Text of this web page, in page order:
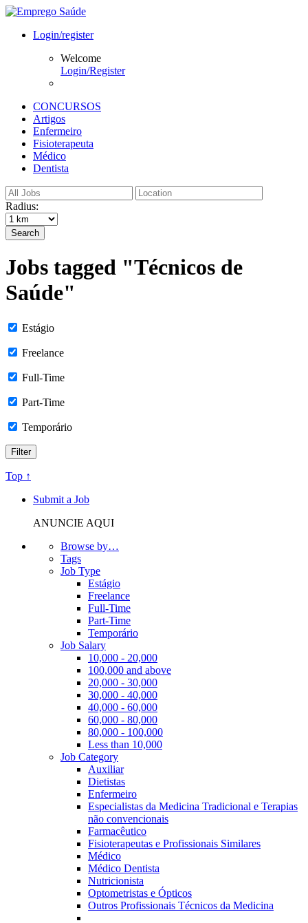
Login/register
Welcome
Login/Register
CONCURSOS
Artigos
Enfermeiro
Fisioterapeuta
Médico
Dentista
Radius:
Search
Jobs tagged "Técnicos de
Saúde"
Estágio
Freelance
Full-Time
Part-Time
Temporário
Top ↑
Submit a Job
ANUNCIE AQUI
Browse by…
Tags
Job Type
Estágio
Freelance
Full-Time
Part-Time
Temporário
Job Salary
10,000 - 20,000
100,000 and above
20,000 - 30,000
30,000 - 40,000
40,000 - 60,000
60,000 - 80,000
80,000 - 100,000
Less than 10,000
Job Category
Auxiliar
Dietistas
Enfermeiro
Especialistas da Medicina Tradicional e Terapias
não convencionais
Farmacêutico
Fisioterapeutas e Profissionais Similares
Médico
Médico Dentista
Nutricionista
Optometristas e Ópticos
Outros Profissionais Técnicos da Medicina